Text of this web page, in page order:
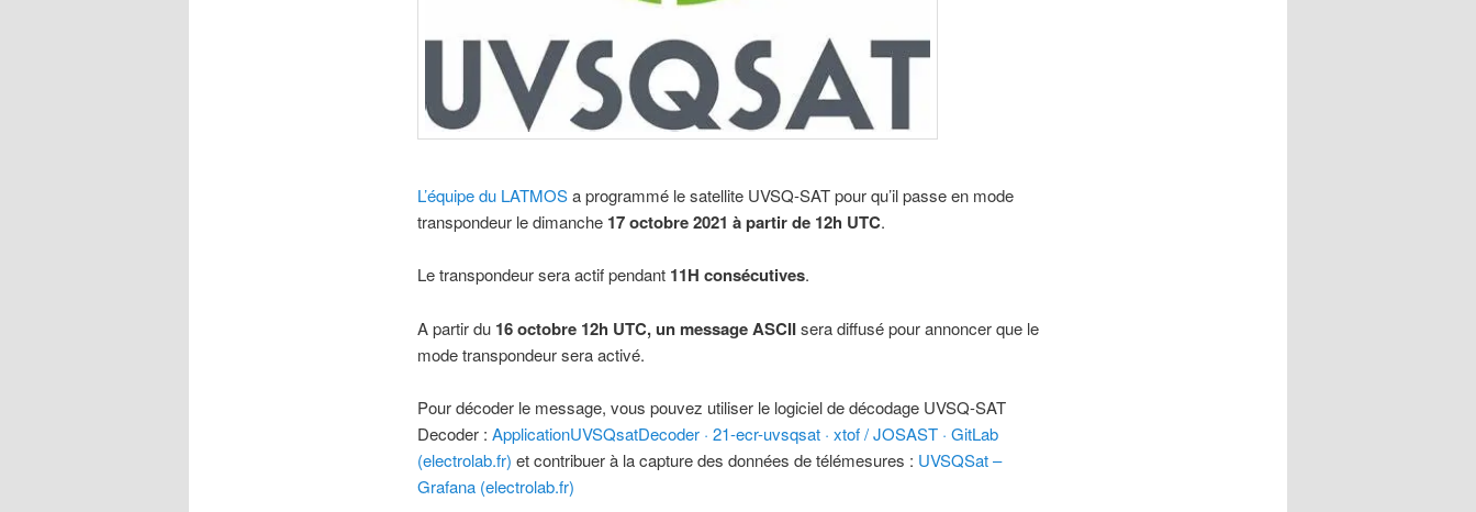
L’équipe du LATMOSa programmé le satellite UVSQ-SAT pour qu’il passe en mode
transpondeur le dimanche 17 octobre 2021 à partir de 12h UTC.
Le transpondeur sera actif pendant11H consécutives.
A partir du 16 octobre 12h UTC, un message ASCIIsera diffusé pour annoncer que le
mode transpondeur sera activé.
Pour décoder le message, vous pouvez utiliser le logiciel de décodage UVSQ-SAT
Decoder : ApplicationUVSQsatDecoder · 21-ecr-uvsqsat · xtof / JOSAST · GitLab
(electrolab.fr) et contribuer à la capture des données de télémesures : UVSQSat –
Grafana (electrolab.fr)